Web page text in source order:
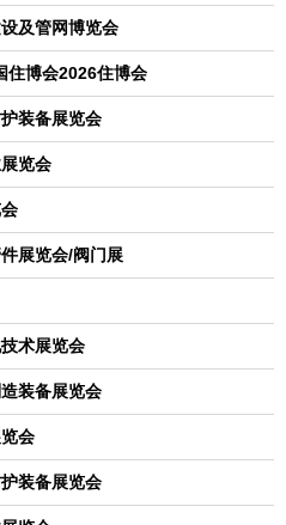
及管网博览会
住博会2026住博会
装备展览会
览会
展览会/阀门展
术展览会
装备展览会
会
装备展览会